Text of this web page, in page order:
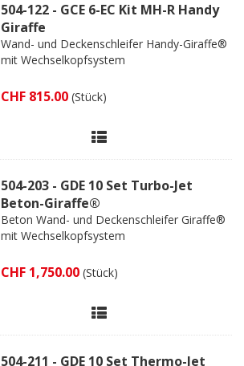
504-122 - GCE 6-EC Kit MH-R Handy
Giraffe
Wand- und Deckenschleifer Handy-Giraffe®
mit Wechselkopfsystem
CHF 815.00 (Stück)
504-203 - GDE 10 Set Turbo-Jet
Beton-Giraffe®
Beton Wand- und Deckenschleifer Giraffe®
mit Wechselkopfsystem
CHF 1,750.00 (Stück)
504-211 - GDE 10 Set Thermo-Jet